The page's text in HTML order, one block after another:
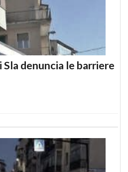
Sla denuncia le barriere